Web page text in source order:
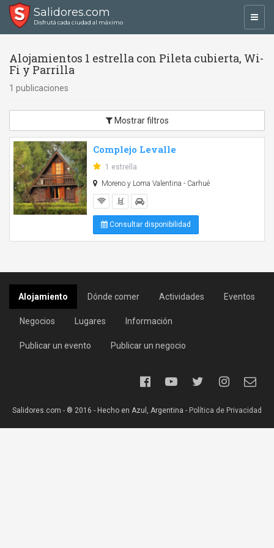
Salidores.com
Disfrutá cada ciudad al máximo
Alojamientos 1 estrella con Pileta cubierta, Wi-
Fi y Parrilla
1 publicaciones
Mostrar filtros
Complejo Levalle
1 estrella
Moreno y Loma Valentina - Carhué
Consultar disponibilidad
Alojamiento Dónde comer Actividades Eventos
Negocios Lugares Información
Publicar un evento Publicar un negocio
Salidores.com - ® 2016 - Hecho en Azul, Argentina - Política de Privacidad